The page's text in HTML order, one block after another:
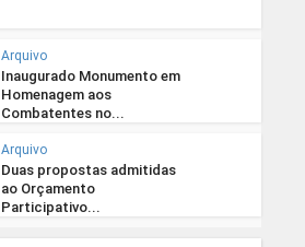
Arquivo
Inaugurado Monumento em
Homenagem aos
Combatentes no...
Arquivo
Duas propostas admitidas
ao Orçamento
Participativo...